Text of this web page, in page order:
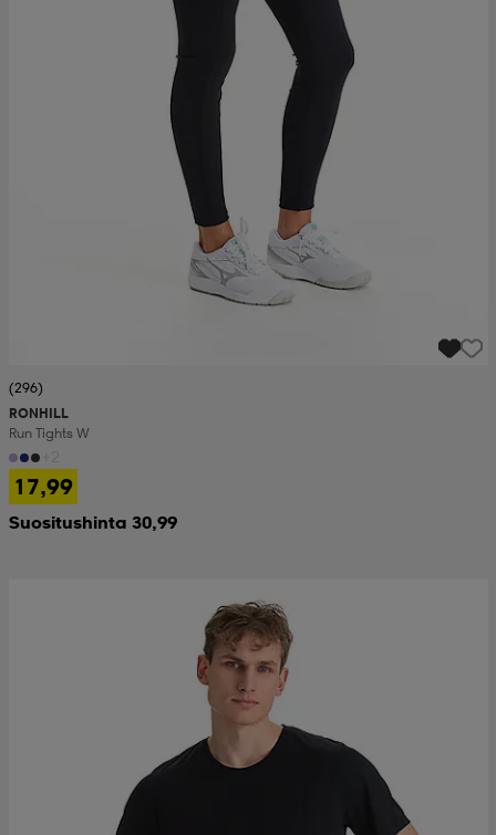
(296)
RONHILL
Run Tights W
17,99
Suositushinta 30,99